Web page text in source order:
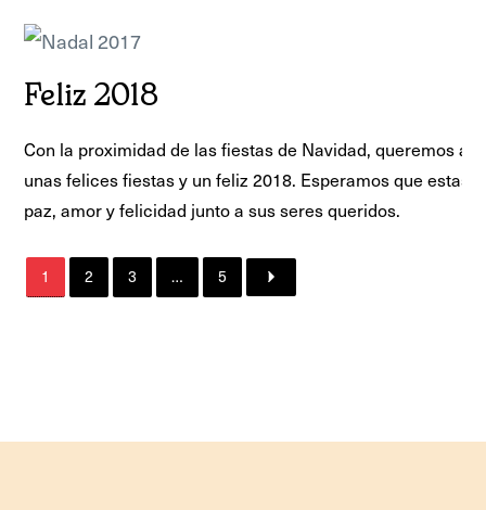
Feliz 2018
Con la proximidad de las fiestas de Navidad, queremos
unas felices fiestas y un feliz 2018. Esperamos que estas
paz, amor y felicidad junto a sus seres queridos.
1 2 3 … 5